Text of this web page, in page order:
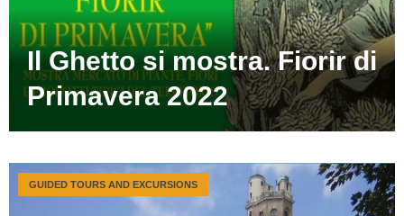
Il Ghetto si mostra. Fiorir di
Primavera 2022
GUIDED TOURS AND EXCURSIONS